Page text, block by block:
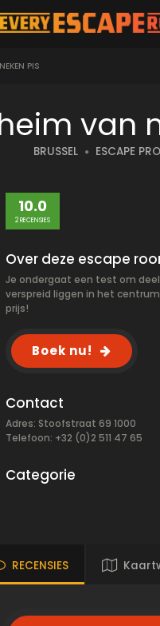
PIS
van
BRUSSEL ESCAPE
10.0
2 RECENSIES
Over deze escape
Je ondergaat een test om deel
verspreid liggen in het
prijs!
Boek nu!
Contact
Adres: Stoofstraat 69 1000
Telefoon: +32 (0)2 511 47 65
Categorie
RECENSIES